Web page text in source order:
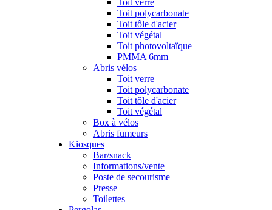
Toit verre
Toit polycarbonate
Toit tôle d'acier
Toit végétal
Toit photovoltaïque
PMMA 6mm
Abris vélos
Toit verre
Toit polycarbonate
Toit tôle d'acier
Toit végétal
Box à vélos
Abris fumeurs
Kiosques
Bar/snack
Informations/vente
Poste de secourisme
Presse
Toilettes